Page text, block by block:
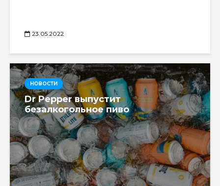
23.05.2022
НОВОСТИ
Dr Pepper выпустит
безалкогольное пиво